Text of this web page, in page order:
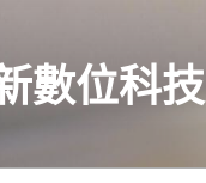
數位科技